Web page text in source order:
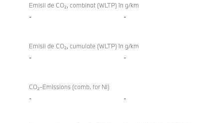
Emisii de CO₂, combinat (WLTP) în g/km
- -
Emisii de CO₂, cumulate (WLTP) în g/km
- -
CO₂-Emissions (comb. for NI)
- -